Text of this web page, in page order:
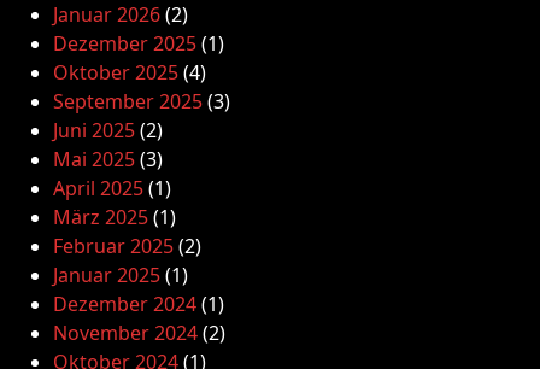
Januar 2026(2)
Dezember 2025(1)
Oktober 2025(4)
September 2025(3)
Juni 2025(2)
Mai 2025(3)
April 2025(1)
März 2025(1)
Februar 2025(2)
Januar 2025(1)
Dezember 2024(1)
November 2024(2)
Oktober 2024(1)